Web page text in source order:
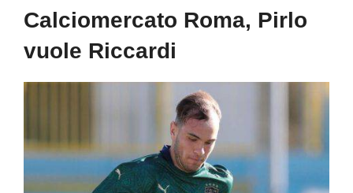
Calciomercato Roma, Pirlo
vuole Riccardi